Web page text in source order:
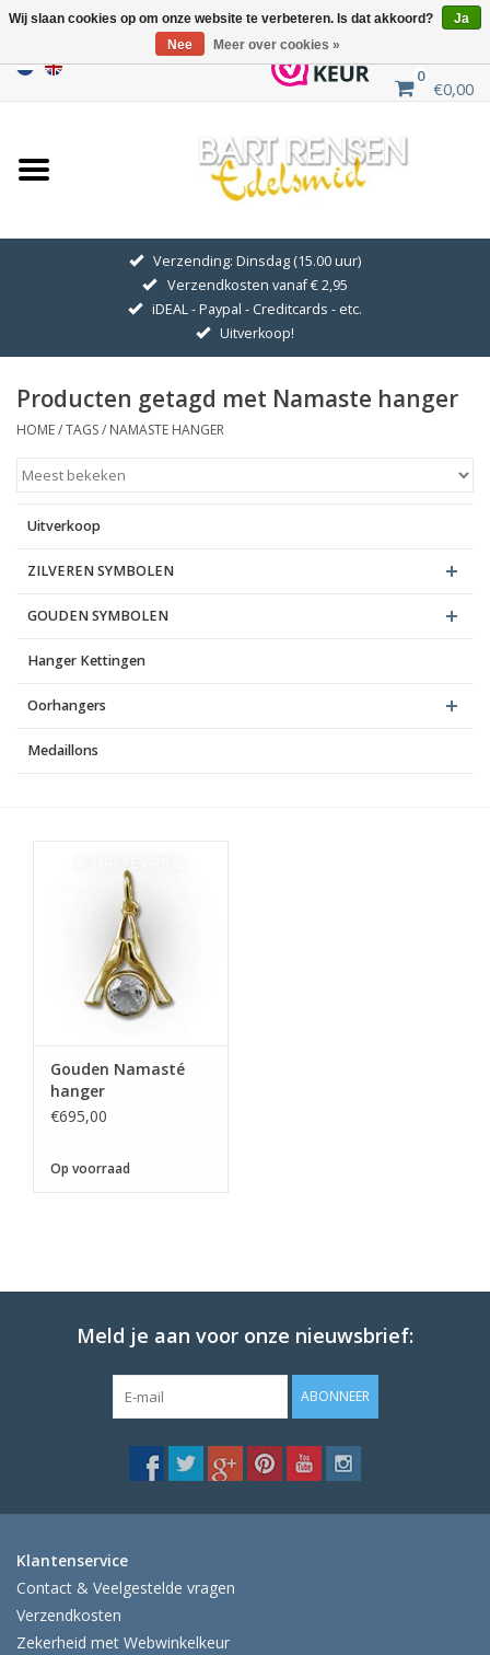
0
€0,00
Home
Uitverkoop
GOUDEN SYMBOLEN
Hanger Kettingen
Oorhangers
Medaillons
Blog
Verzending: Dinsdag (15.00 uur)
Verzendkosten vanaf € 2,95
iDEAL - Paypal - Creditcards - etc.
Uitverkoop!
Producten getagd met Namaste hanger
HOME/TAGS/ NAMASTE HANGER
Uitverkoop
ZILVEREN SYMBOLEN
GOUDEN SYMBOLEN
Hanger Kettingen
Oorhangers
Medaillons
Gouden Namasté
hanger
€695,00
Op voorraad
Meld je aan voor onze nieuwsbrief:
ABONNEER
Klantenservice
Contact & Veelgestelde vragen
Verzendkosten
Zekerheid met Webwinkelkeur
Wij slaan cookies op om onze website te verbeteren. Is dat akkoord?
Ja
Nee
Meer over cookies »